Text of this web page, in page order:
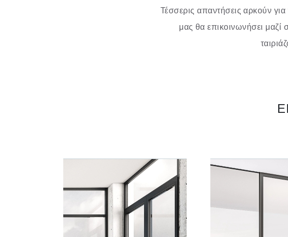
Τέσσερις απαντήσεις αρκούν
μας θα επικοινωνήσει μαζί